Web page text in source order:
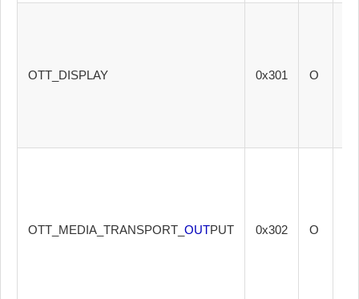
OTT_DISPLAY 0x301 O
OTT_MEDIA_TRANSPORT_ OUTPUT 0x302 O